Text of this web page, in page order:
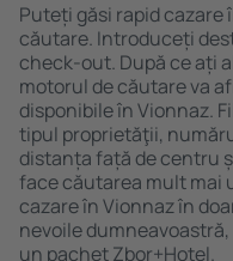
Puteți găsi rapid cazare
căutare. Introduceți
check-out. După ce ați
motorul de căutare va
disponibile în Vionnaz.
tipul proprietăţii,
distanța față de centru
face căutarea mult mai
cazare în Vionnaz în
nevoile
un pachet Zbor+Hotel.